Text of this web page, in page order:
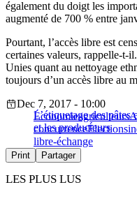
également du doigt les
augmenté de 700 % entre
Pourtant, l’accès libre est
certaines valeurs, rappelle-t-
Unies quant au nettoyage
toujours d’un accès libre au
L’étiquetage des
et les producteurs
Dec 7, 2017 - 10:00
Économieagriculteurs
concurrenceÉlections
libre-échange
Print Partager
LES PLUS LUS